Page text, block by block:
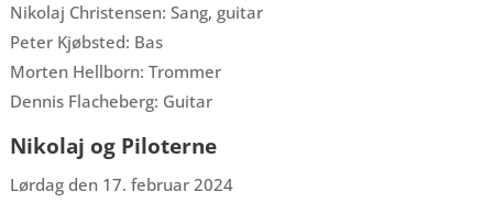
Nikolaj Christensen: Sang, guitar
Peter Kjøbsted: Bas
Morten Hellborn: Trommer
Dennis Flacheberg: Guitar
Nikolaj og Piloterne
Lørdag den 17. februar 2024